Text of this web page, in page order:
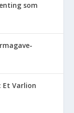
som
Et Varlion